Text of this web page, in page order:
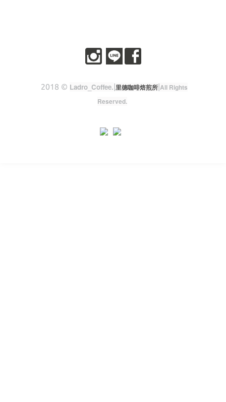
2018 © Ladro_Coffee.|里德咖啡焙煎所|All Rights
Reserved.